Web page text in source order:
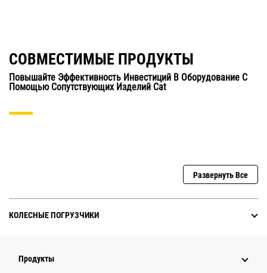
СОВМЕСТИМЫЕ ПРОДУКТЫ
Повышайте Эффективность Инвестиций В Оборудование С
Помощью Сопутствующих Изделий Cat
Развернуть Все
КОЛЕСНЫЕ ПОГРУЗЧИКИ
Продукты